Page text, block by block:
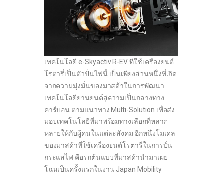
เทคโนโลยี e-Skyactiv R-EV ที่ใช้เครื่องยนต์
โรตารี่เป็นตัวปั่นไฟนี้ เป็นเพียงส่วนหนึ่งที่เกิด
จากความมุ่งมั่นของมาสด้าในการพัฒนา
เทคโนโลยียานยนต์สู่ความเป็นกลางทาง
คาร์บอน ตามแนวทาง Multi-Solution เพื่อส่ง
มอบเทคโนโลยีที่มาพร้อมทางเลือกที่หลาก
หลายให้กับผู้คนในแต่ละสังคม อีกหนึ่งโมเดล
ของมาสด้าที่ใช้เครื่องยนต์โรตารี่ในการปั่น
กระแสไฟ คือรถต้นแบบที่มาสด้านำมาเผย
โฉมเป็นครั้งแรกในงาน Japan Mobility